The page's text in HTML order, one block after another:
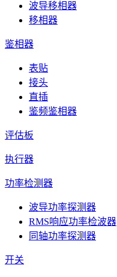
波导移相器
移相器
鉴相器
表贴
接头
直插
鉴频鉴相器
评估板
执行器
功率检测器
波导功率探测器
RMS响应功率检波器
同轴功率探测器
开关